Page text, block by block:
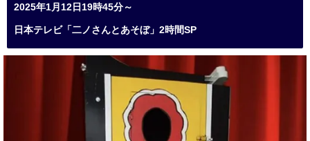
2025年1月12日19時45分～
日本テレビ「二ノさんとあそぼ」2時間SP